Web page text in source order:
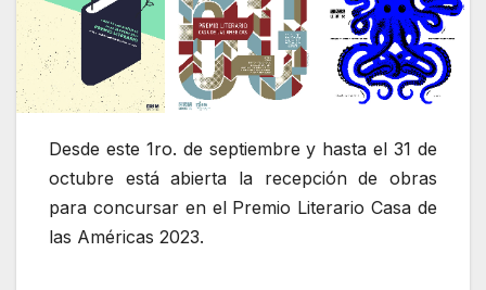
Desde este 1ro. de septiembre y hasta el 31 de
octubre está abierta la recepción de obras
para concursar en el Premio Literario Casa de
las Américas 2023.